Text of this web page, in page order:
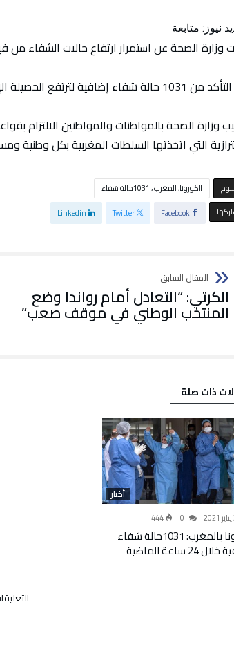
نيوز: متابعة
وزارة الصحة عن استمرار ارتفاع حالات الشفاء
لترتفع الحصيلة الإجمالية للتعافي إلى 443472 حالة.
وزارة الصحة بالمواطنات والمواطنين الالتزام
التي اتخذتها السلطات المغربية بكل وطنية
كورونا، المغرب ، 1031حالة شفاء
Facebook
Twitter
Linkedin
الكرتي: “التعادل أمام رواندا وضع
المنتخب الوطني في موقف صعب”
ذات صلة‬
أخبار
444
كورونا بالمغرب: 1031حالة شفاء
24 ساعة الماضية